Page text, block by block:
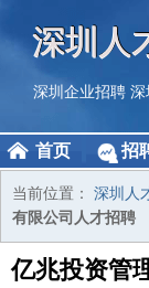
深圳人
深圳企业招聘 深
首页 招
当前位置： 深圳人
有限公司人才招聘
亿兆投资管